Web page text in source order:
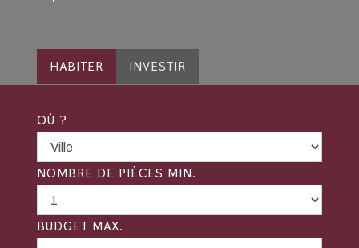
HABITER INVESTIR
OÙ ?
NOMBRE DE PIÈCES MIN.
BUDGET MAX.